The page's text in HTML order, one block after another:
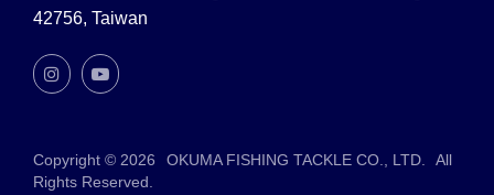
42756, Taiwan
Copyright © 2026 OKUMA FISHING TACKLE CO., LTD.
All
Rights Reserved.